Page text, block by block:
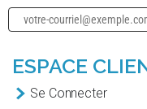
ESPACE
Se Connecter